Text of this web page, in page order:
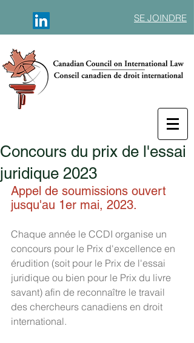
SE JOINDRE
Concours du prix de l'essai
juridique 2023
Appel de soumissions ouvert
jusqu'au 1er mai, 2023.
Chaque année le CCDI organise un
concours pour le Prix d'excellence en
érudition (soit pour le Prix de l'essai
juridique ou bien pour le Prix du livre
savant) afin de reconnaître le travail
des chercheurs canadiens en droit
international.